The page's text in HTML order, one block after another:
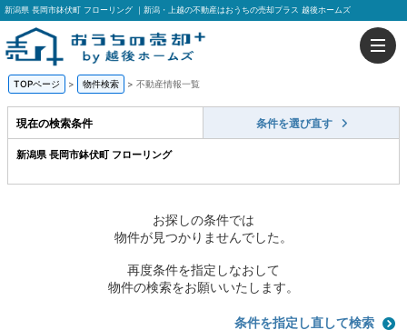
新潟県 長岡市鉢伏町 フローリング ｜新潟・上越の不動産はおうちの売却プラス 越後ホームズ
TOPページ > 物件検索 > 不動産情報一覧
現在の検索条件 条件を選び直す
新潟県 長岡市鉢伏町 フローリング
お探しの条件では
物件が見つかりませんでした。
再度条件を指定しなおして
物件の検索をお願いいたします。
条件を指定し直して検索